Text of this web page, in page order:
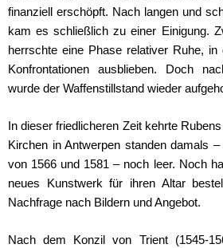
finanziell erschöpft. Nach langen und
kam es schließlich zu einer Einigung.
herrschte eine Phase relativer Ruhe,
Konfrontationen ausblieben. Doch
wurde der Waffenstillstand wieder
In dieser friedlicheren Zeit kehrte
Kirchen in Antwerpen standen damals
von 1566 und 1581 – noch leer. Noch
neues Kunstwerk für ihren Altar
Nachfrage nach Bildern und Angebot.
Nach dem Konzil von Trient (1545-